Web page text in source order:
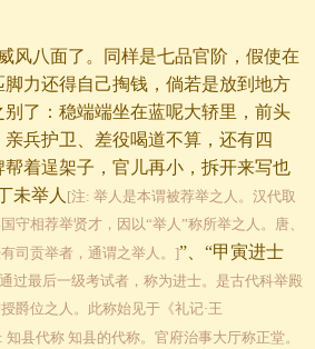
风八面了。同样是七品官阶，假使在
力还得自己掏钱，倘若是放到地方
了：稳端端坐在蓝呢大轿里，前头
兵护卫、差役喝道不算，还有四
着逞架子，官儿再小，拆开来写也
未举人 [注: 举人是本谓被荐举之人。汉代取
守相荐举贤才，因以“举人”称所举之人。唐、
司贡举者，通谓之举人。]”、“甲寅进士
过最后一级考试者，称为进士。是古代科举殿
爵位之人。此称始见于《礼记·王
知县代称 知县的代称。官府治事大厅称正堂。